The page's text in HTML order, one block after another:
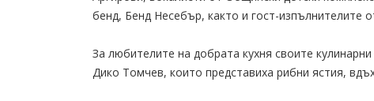
бенд, Бенд Несебър, както и гост-изпълнителите
За любителите на добрата кухня своите
Дико Томчев, които представиха рибни ястия,